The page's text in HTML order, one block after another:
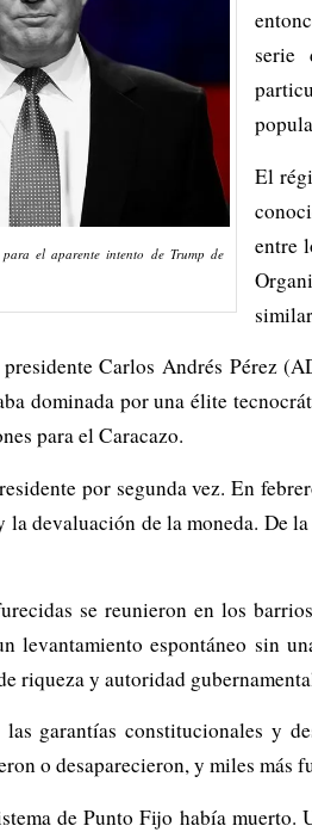
el aparente intento de Trump de
serie
El
entre
Carlos Andrés Pérez
dominada por una élite
para el Caracazo.
por segunda vez. En
devaluación de la moneda. De
se reunieron en los
levantamiento espontáneo sin
riqueza y autoridad
las garantías constitucionales
o desaparecieron, y miles más
de Punto Fijo había